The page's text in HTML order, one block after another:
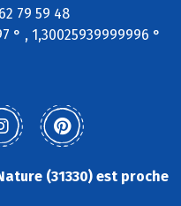
79 59 48
° , 1,30025939999996 °
(31330) est proche